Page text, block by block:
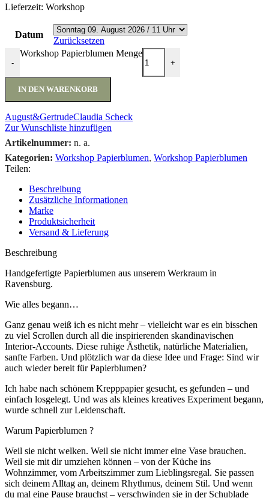
Lieferzeit: Workshop
Datum
Zurücksetzen
-
Workshop Papierblumen Menge
+
IN DEN WARENKORB
August&GertrudeClaudia Scheck
Zur Wunschliste hinzufügen
Artikelnummer: n. a.
Kategorien: Workshop Papierblumen, Workshop Papierblumen
Teilen:
Beschreibung
Zusätzliche Informationen
Marke
Produktsicherheit
Versand & Lieferung
Beschreibung
Handgefertigte Papierblumen aus unserem Werkraum in
Ravensburg.
Wie alles begann…
Ganz genau weiß ich es nicht mehr – vielleicht war es ein bisschen
zu viel Scrollen durch all die inspirierenden skandinavischen
Interior-Accounts. Diese ruhige Ästhetik, natürliche Materialien,
sanfte Farben. Und plötzlich war da diese Idee und Frage: Sind wir
auch wieder bereit für Papierblumen?
Ich habe nach schönem Krepppapier gesucht, es gefunden – und
einfach losgelegt. Und was als kleines kreatives Experiment begann,
wurde schnell zur Leidenschaft.
Warum Papierblumen ?
Weil sie nicht welken. Weil sie nicht immer eine Vase brauchen.
Weil sie mit dir umziehen können – von der Küche ins
Wohnzimmer, vom Arbeitszimmer zum Lieblingsregal. Sie passen
sich deinem Alltag an, deinem Rhythmus, deinem Stil. Und wenn
du mal eine Pause brauchst – verschwinden sie in der Schublade